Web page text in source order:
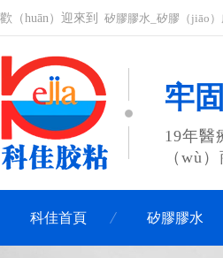
歡（huān）迎來到 矽膠膠水_矽膠（jiāo
牢
19年醫
（wù
科佳首頁 矽膠膠水